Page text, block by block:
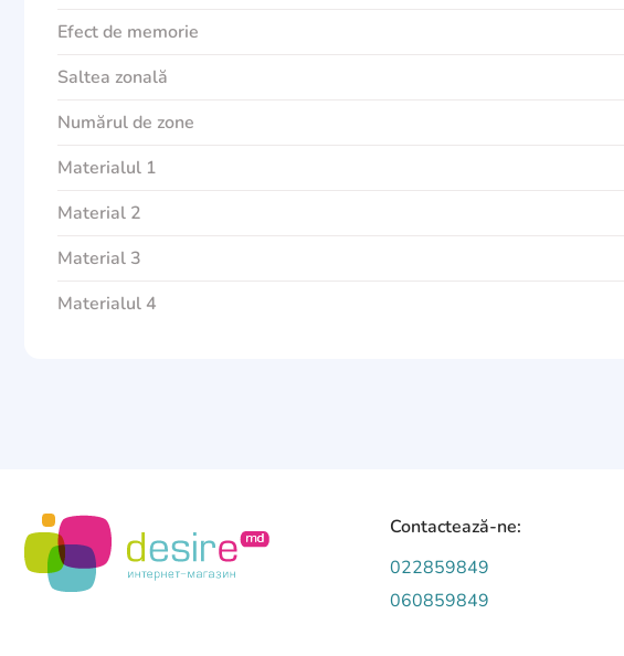
Efect de memorie
Saltea zonală
Numărul de zone
Materialul 1
Material 2
Material 3
Materialul 4
Contactează-ne:
022859849
060859849